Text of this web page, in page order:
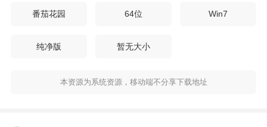
番茄花园 64位 Win7
纯净版 暂无大小
本资源为系统资源，移动端不分享下载地址